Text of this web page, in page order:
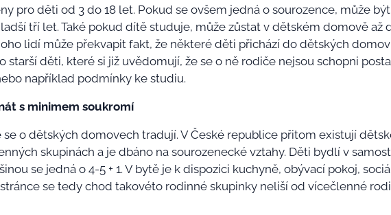
pro děti od 3 do 18 let. Pokud se ovšem jedná o sourozence, může
tří let. Také pokud dítě studuje, může zůstat v dětském domově až
lidí může překvapit fakt, že některé děti přichází do dětských
starší děti, které si již uvědomují, že se o ně rodiče nejsou schopni
například podmínky ke studiu.
s minimem soukromí
se o dětských domovech tradují. V České republice přitom existují
skupinách a je dbáno na sourozenecké vztahy. Děti bydlí v
se jedná o 4-5 + 1. V bytě je k dispozici kuchyně, obývací pokoj,
se tedy chod takovéto rodinné skupinky neliší od vícečlenné